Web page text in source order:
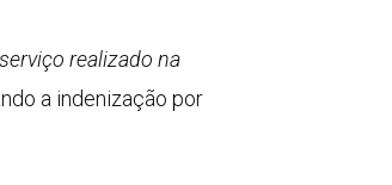
realizado na
a indenização por